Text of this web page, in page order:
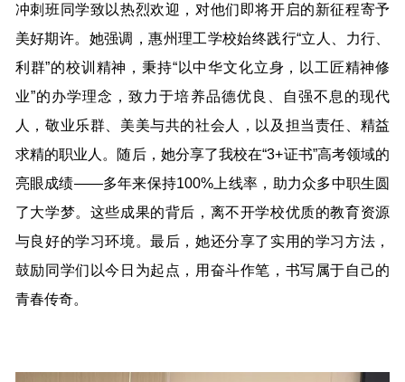
冲刺班同学致以热烈欢迎，对他们即将开启的新征程寄予
美好期许。她强调，惠州理工学校始终践行“立人、力行、
利群”的校训精神，秉持“以中华文化立身，以工匠精神修
业”的办学理念，致力于培养品德优良、自强不息的现代
人，敬业乐群、美美与共的社会人，以及担当责任、精益
求精的职业人。随后，她分享了我校在“3+证书”高考领域的
亮眼成绩——多年来保持100%上线率，助力众多中职生圆
了大学梦。这些成果的背后，离不开学校优质的教育资源
与良好的学习环境。最后，她还分享了实用的学习方法，
鼓励同学们以今日为起点，用奋斗作笔，书写属于自己的
青春传奇。